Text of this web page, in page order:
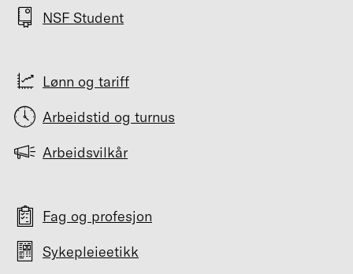
NSF Student
Lønn og tariff
Arbeidstid og turnus
Arbeidsvilkår
Fag og profesjon
Sykepleieetikk